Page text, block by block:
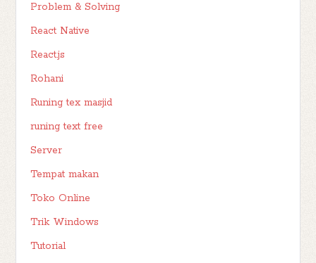
Problem & Solving
React Native
React.js
Rohani
Runing tex masjid
runing text free
Server
Tempat makan
Toko Online
Trik Windows
Tutorial